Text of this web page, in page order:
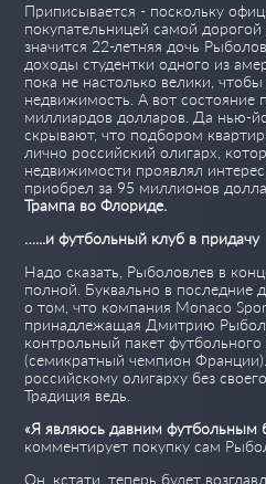
Приписывается - поскольку
покупательницей самой
значится 22-летняя дочь
доходы студентки одного из
пока не настолько велики,
недвижимость. А вот состояние
миллиардов долларов. Да нью-
скрывают, что подбором
лично российский олигарх,
недвижимости проявлял
приобрел за 95 миллионов
Трампа во Флориде.
…...и футбольный клуб в придачу
Надо сказать, Рыболовлев в
полной. Буквально в последние
о том, что компания Monaco
принадлежащая Дмитрию
контрольный пакет
(семикратный чемпион
российскому олигарху без
Традиция ведь.
«Я являюсь давним футбольным
комментирует покупку сам
Он, кстати, теперь будет